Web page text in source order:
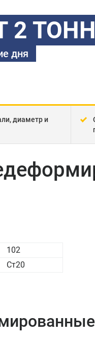
2 ТОНН
дня
диаметр и
102
Ст20